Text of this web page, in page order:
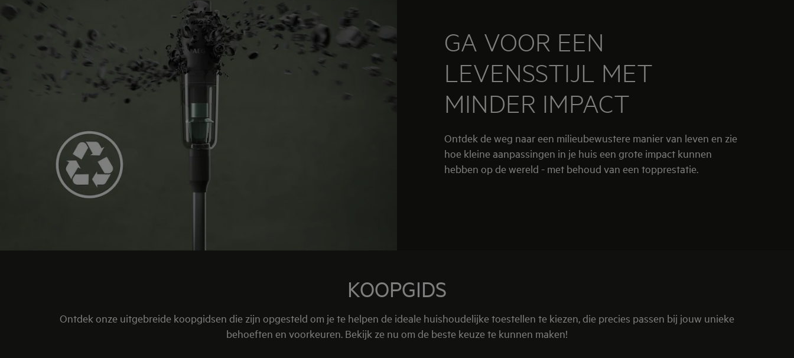
GA VOOR EEN
LEVENSSTIJL MET
MINDER IMPACT
Ontdek de weg naar een milieubewustere manier van leven en zie
hoe kleine aanpassingen in je huis een grote impact kunnen
hebben op de wereld - met behoud van een topprestatie.
KOOPGIDS
Ontdek onze uitgebreide koopgidsen die zijn opgesteld om je te helpen de ideale huishoudelijke toestellen te kiezen, die precies passen bij jouw unieke
behoeften en voorkeuren. Bekijk ze nu om de beste keuze te kunnen maken!